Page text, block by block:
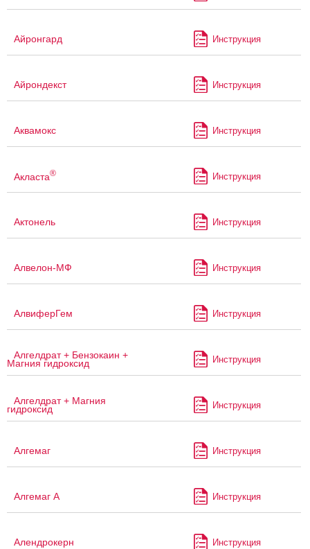
Айронгард Инструкция
Айрондекст Инструкция
Аквамокс Инструкция
Акласта® Инструкция
Актонель Инструкция
Алвелон-МФ Инструкция
АлвиферГем Инструкция
Алгелдрат + Бензокаин +
Магния гидроксид Инструкция
Алгелдрат + Магния
гидроксид Инструкция
Алгемаг Инструкция
Алгемаг А Инструкция
Алендрокерн Инструкция